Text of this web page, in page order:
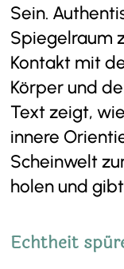
Sein.
Spiegelraum
Kontakt mit
Körper und
Text zeigt,
innere
Scheinwelt
holen und
Echtheit